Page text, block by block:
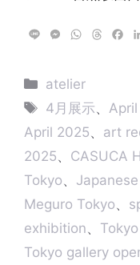
M
s
e
n
e
W
t
A
p
d
o
k
カ
テ
リ
ー
atelier
タ
グ
4月展示、
April 2025、 art
2025、 CASUCA
Tokyo、
Meguro Tokyo、
exhibition、
Tokyo gallery